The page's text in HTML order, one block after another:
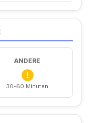
ANDERE
30-60 Minuten